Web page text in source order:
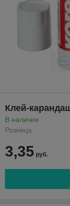
Клей-
В наличии
Розница
3,35 руб.